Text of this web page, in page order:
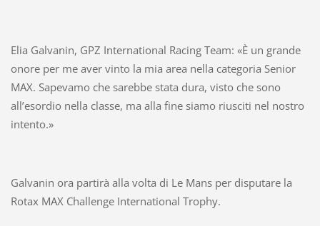
Elia Galvanin, GPZ International Racing Team: «È un grande
onore per me aver vinto la mia area nella categoria Senior
MAX. Sapevamo che sarebbe stata dura, visto che sono
all’esordio nella classe, ma alla fine siamo riusciti nel nostro
intento.»
Galvanin ora partirà alla volta di Le Mans per disputare la
Rotax MAX Challenge International Trophy.